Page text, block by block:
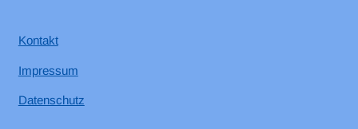
Kontakt
Impressum
Datenschutz